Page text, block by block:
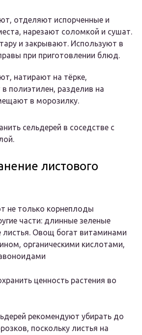
отделяют испорченные и
нарезают соломкой и сушат.
и закрывают. Используют в
при приготовлении блюд.
натирают на тёрке,
полиэтилен, разделив на
в морозилку.
сельдерей в соседстве с
листового
не только корнеплоды
части: длинные зеленые
листья. Овощ богат витаминами
органическими кислотами,
ценность растения во
рекомендуют убирать до
поскольку листья на